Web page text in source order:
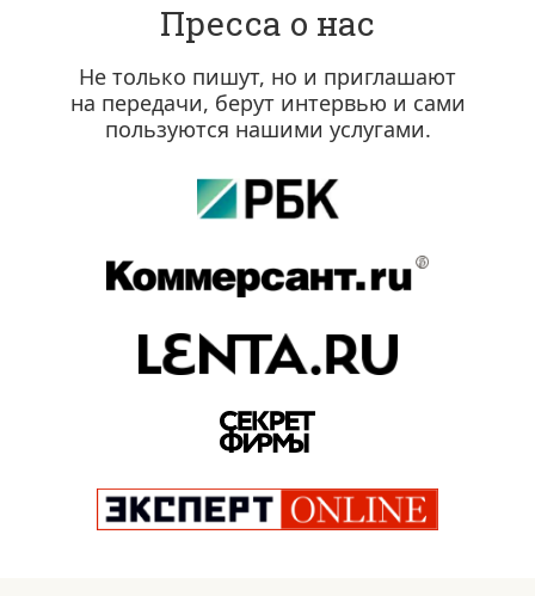
Пресса о нас
Не только пишут, но и приглашают
на передачи, берут интервью и сами
пользуются нашими услугами.